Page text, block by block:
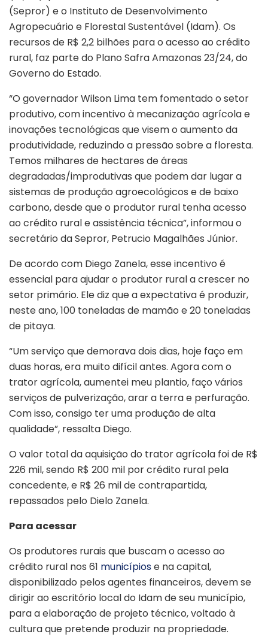
(Sepror) e o Instituto de Desenvolvimento
Agropecuário e Florestal Sustentável (Idam). Os
recursos de R$ 2,2 bilhões para o acesso ao crédito
rural, faz parte do Plano Safra Amazonas 23/24, do
Governo do Estado.
“O governador Wilson Lima tem fomentado o setor
produtivo, com incentivo à mecanização agrícola e
inovações tecnológicas que visem o aumento da
produtividade, reduzindo a pressão sobre a floresta.
Temos milhares de hectares de áreas
degradadas/improdutivas que podem dar lugar a
sistemas de produção agroecológicos e de baixo
carbono, desde que o produtor rural tenha acesso
ao crédito rural e assistência técnica”, informou o
secretário da Sepror, Petrucio Magalhães Júnior.
De acordo com Diego Zanela, esse incentivo é
essencial para ajudar o produtor rural a crescer no
setor primário. Ele diz que a expectativa é produzir,
neste ano, 100 toneladas de mamão e 20 toneladas
de pitaya.
“Um serviço que demorava dois dias, hoje faço em
duas horas, era muito difícil antes. Agora com o
trator agrícola, aumentei meu plantio, faço vários
serviços de pulverização, arar a terra e perfuração.
Com isso, consigo ter uma produção de alta
qualidade”, ressalta Diego.
O valor total da aquisição do trator agrícola foi de R$
226 mil, sendo R$ 200 mil por crédito rural pela
concedente, e R$ 26 mil de contrapartida,
repassados pelo Dielo Zanela.
Para acessar
Os produtores rurais que buscam o acesso ao
crédito rural nos 61 municípiose na capital,
disponibilizado pelos agentes financeiros, devem se
dirigir ao escritório local do Idam de seu município,
para a elaboração de projeto técnico, voltado à
cultura que pretende produzir na propriedade.